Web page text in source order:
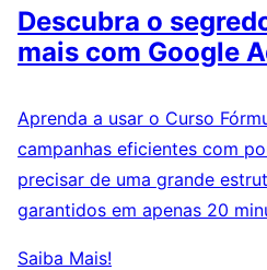
Descubra o
mais com Google
Aprenda a usar o Curso
campanhas eficientes com
precisar de uma grande
garantidos em apenas 20
Saiba Mais!